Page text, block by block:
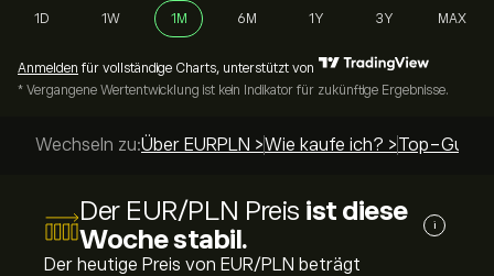
1D 1W 1M 6M 1Y 3Y MAX
Anmelden für vollständige Charts, unterstützt von
* Vergangene Wertentwicklung ist kein Indikator für zukünftige Ergebnisse.
Wechseln zu:Über EURPLN >Wie kaufe ich? >Top-
Der EUR/PLN Preis ist diese
Woche stabil.
i
Der heutige Preis von EUR/PLN beträgt